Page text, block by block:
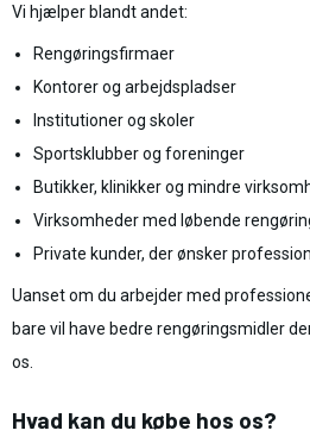
Vi hjælper blandt andet:
Rengøringsfirmaer
Kontorer og arbejdspladser
Institutioner og skoler
Sportsklubber og foreninger
Butikker, klinikker og mindre
Virksomheder med løbende
Private kunder, der ønsker
Uanset om du arbejder med
bare vil have bedre rengøringsmidler
os.
Hvad kan du købe hos os?